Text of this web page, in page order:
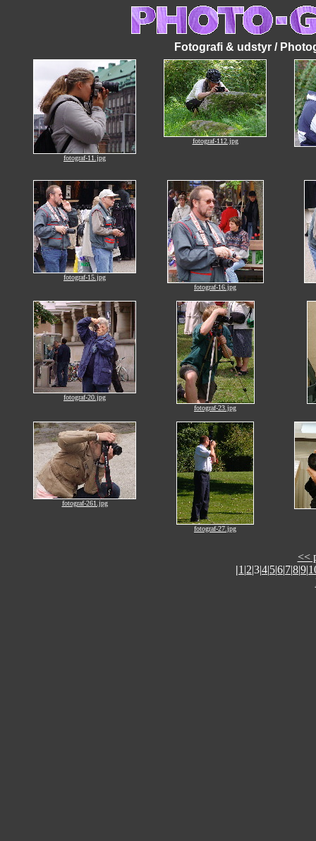
Fotografi & udstyr /
fotograf-11.jpg
fotograf-112.jpg
fotograf-15.jpg
fotograf-16.jpg
fotograf-20.jpg
fotograf-23.jpg
fotograf-261.jpg
fotograf-27.jpg
<<
|1 |2|3|4|5|6|7|8|9|